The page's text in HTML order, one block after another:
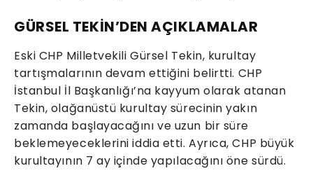
GÜRSEL TEKİN’DEN AÇIKLAMALAR
Eski CHP Milletvekili Gürsel Tekin, kurultay
tartışmalarının devam ettiğini belirtti. CHP
İstanbul İl Başkanlığı’na kayyum olarak atanan
Tekin, olağanüstü kurultay sürecinin yakın
zamanda başlayacağını ve uzun bir süre
beklemeyeceklerini iddia etti. Ayrıca, CHP büyük
kurultayının 7 ay içinde yapılacağını öne sürdü.